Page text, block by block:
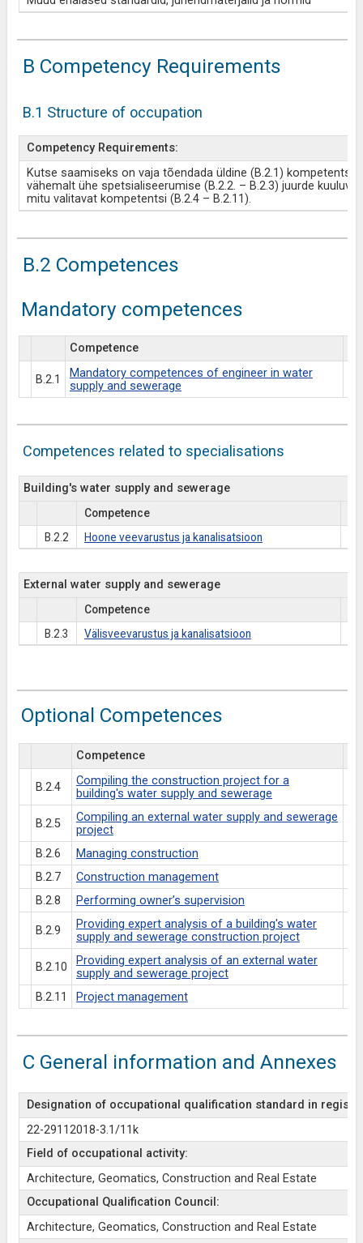
B Competency Requirements
B.1 Structure of occupation
Competency Requirements:
Kutse saamiseks on vaja tõendada üldine (B.2.1) kompetents ja
vähemalt ühe spetsialiseerumise (B.2.2. – B.2.3) juurde kuuluva
mitu valitavat kompetentsi (B.2.4 – B.2.11).
B.2 Competences
Mandatory competences
Competence
B.2.1
Mandatory competences of engineer in water
supply and sewerage
Competences related to specialisations
Building's water supply and sewerage
Competence
B.2.2
Hoone veevarustus ja kanalisatsioon
External water supply and sewerage
Competence
B.2.3
Välisveevarustus ja kanalisatsioon
Optional Competences
Competence
B.2.4
Compiling the construction project for a
building's water supply and sewerage
B.2.5
Compiling an external water supply and sewerage
project
B.2.6
Managing construction
B.2.7
Construction management
B.2.8
Performing owner’s supervision
B.2.9
Providing expert analysis of a building's water
supply and sewerage construction project
B.2.10
Providing expert analysis of an external water
supply and sewerage project
B.2.11
Project management
C General information and Annexes
Designation of occupational qualification standard in
22-29112018-3.1/11k
Field of occupational activity:
Architecture, Geomatics, Construction and Real Estate
Occupational Qualification Council:
Architecture, Geomatics, Construction and Real Estate